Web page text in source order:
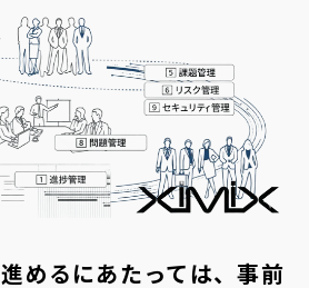
めるにあたっては、事前